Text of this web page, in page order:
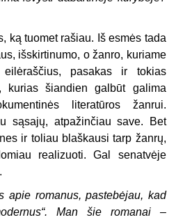
ką tuomet rašiau. Iš esmės tada
išskirtinumo, o žanro, kuriame
pasakas ir tokias
kurias šiandien galbūt galima
literatūros žanrui.
sąsajų, atpažinčiau save. Bet
ir toliau blaškausi tarp žanrų,
realizuoti. Gal senatvėje
apie romanus, pastebėjau, kad
Man šie romanai –